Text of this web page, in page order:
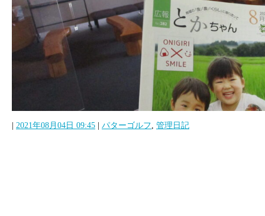
2021年08月04日 09:45 パターゴルフ 管理日記